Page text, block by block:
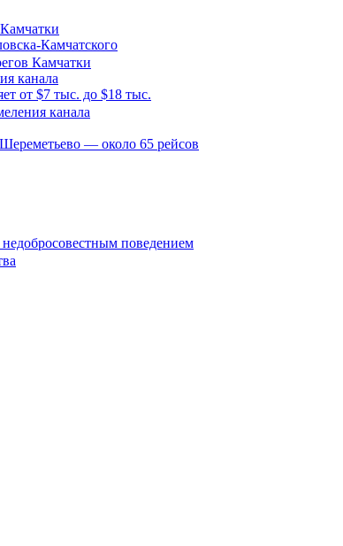
Камчатского
канала
от $7 тыс. до $18 тыс.
— около 65 рейсов
поведением